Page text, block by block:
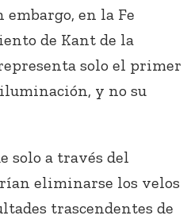
en la Fe
de Kant de la
solo el primer
y no su
solo a través del
eliminarse los velos
trascendentes de